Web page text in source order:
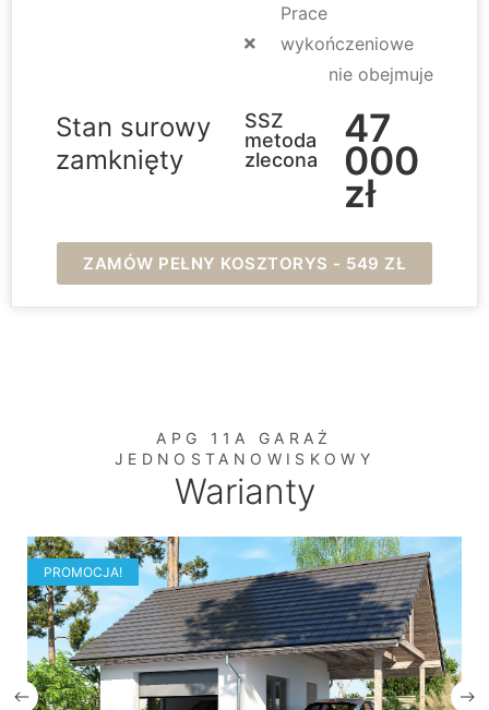
Prace
wykończeniowe
nie obejmuje
Stan surowy
zamknięty
SSZ
metoda
zlecona
47
000
zł
ZAMÓW PEŁNY KOSZTORYS - 549 ZŁ
APG 11A GARAŻ
JEDNOSTANOWISKOWY
Warianty
PROMOCJA!